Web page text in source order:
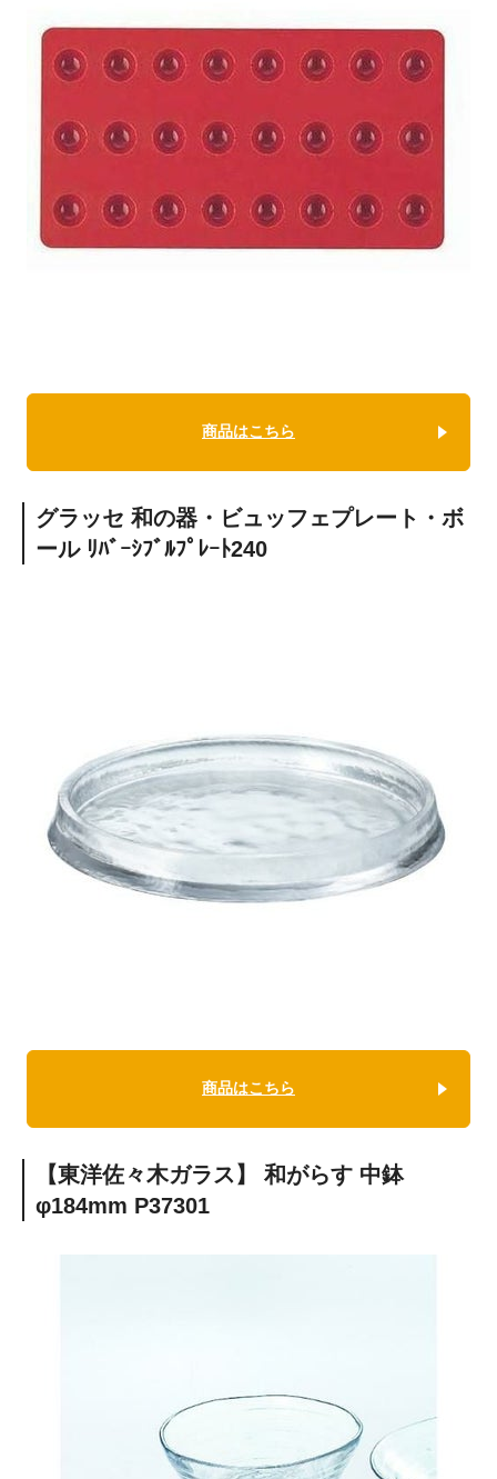
商品はこちら
グラッセ 和の器・ビュッフェプレート・ボ
ール ﾘﾊﾞｰｼﾌﾞﾙﾌﾟﾚｰﾄ240
商品はこちら
【東洋佐々木ガラス】 和がらす 中鉢
φ184mm P37301